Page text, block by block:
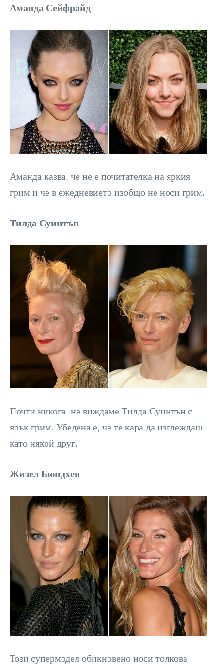
Аманда Сейфрайд
Аманда казва, че не е почитателка на яркия
грим и че в ежедневието изобщо не носи грим.
Тилда Суинтън
Почти никога не виждаме Тилда Суинтън с
ярък грим. Убедена е, че те кара да изглеждаш
като някой друг.
Жизел Бюндхен
Този супермодел обикновено носи толкова